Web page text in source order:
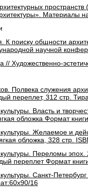
Материалы
К поиску общности
научной
// Художественно-
Полвека служения
переплет, 312 стр.
Власть и
обложка Формат
культуры. Желаемое и
обложка, 328 стр.
культуры. Переломы
переплет Формат
Санкт-
16